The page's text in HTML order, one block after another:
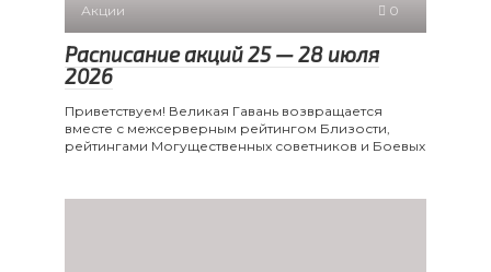
Акции 0
Расписание акций 25 — 28 июля
2026
Приветствуем! Великая Гавань возвращается
вместе с межсерверным рейтингом Близости,
рейтингами Могущественных советников и Боевых